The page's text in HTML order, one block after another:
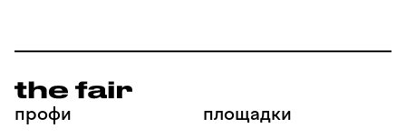
профи площадки